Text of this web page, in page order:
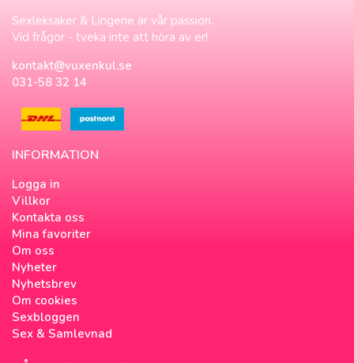
Sexleksaker & Lingerie är vår passion.
Vid frågor - tveka inte att höra av er!
kontakt@vuxenkul.se
031-58 32 14
INFORMATION
Logga in
Villkor
Kontakta oss
Mina favoriter
Om oss
Nyheter
Nyhetsbrev
Om cookies
Sexbloggen
Sex & Samlevnad